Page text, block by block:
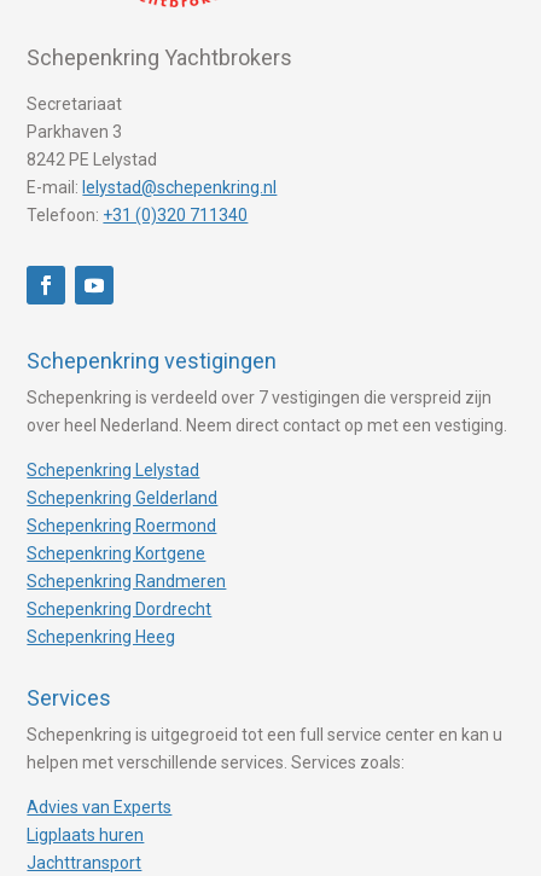
Schepenkring Yachtbrokers
Secretariaat
Parkhaven 3
8242 PE Lelystad
E-mail: lelystad@schepenkring.nl
Telefoon: +31 (0)320 711340
Schepenkring vestigingen
Schepenkring is verdeeld over 7 vestigingen die verspreid zijn
over heel Nederland. Neem direct contact op met een vestiging.
Schepenkring Lelystad
Schepenkring Gelderland
Schepenkring Roermond
Schepenkring Kortgene
Schepenkring Randmeren
Schepenkring Dordrecht
Schepenkring Heeg
Services
Schepenkring is uitgegroeid tot een full service center en kan u
helpen met verschillende services. Services zoals:
Advies van Experts
Ligplaats huren
Jachttransport